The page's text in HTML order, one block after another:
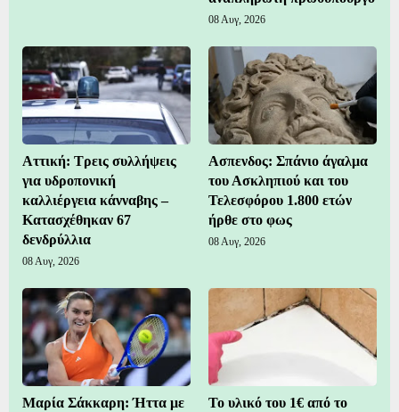
08 Αυγ, 2026
Αττική: Τρεις συλλήψεις
για υδροπονική
καλλιέργεια κάνναβης –
Κατασχέθηκαν 67
δενδρύλλια
08 Αυγ, 2026
Ασπενδος: Σπάνιο άγαλμα
του Ασκληπιού και του
Τελεσφόρου 1.800 ετών
ήρθε στο φως
08 Αυγ, 2026
Μαρία Σάκκαρη: Ήττα με
Το υλικό του 1€ από το